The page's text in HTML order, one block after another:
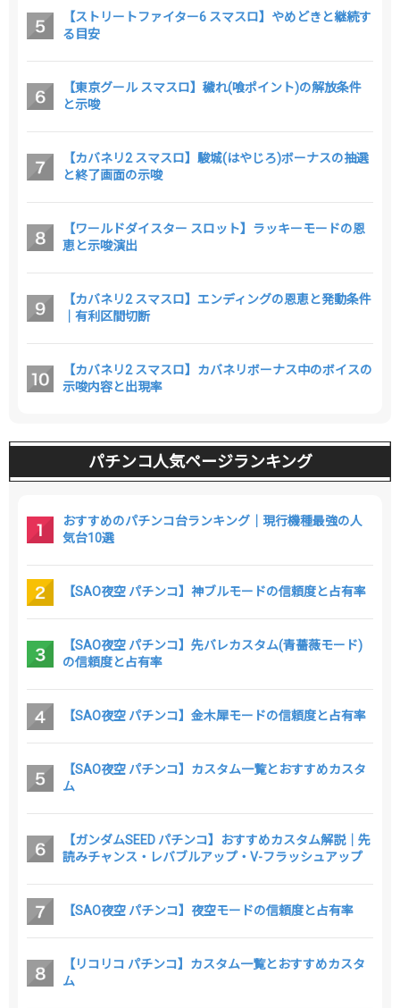
【ストリートファイター6 スマスロ】やめどきと継続す
る目安
【東京グール スマスロ】穢れ(喰ポイント)の解放条件
と示唆
【カバネリ2 スマスロ】駿城(はやじろ)ボーナスの抽選
と終了画面の示唆
【ワールドダイスター スロット】ラッキーモードの恩
恵と示唆演出
【カバネリ2 スマスロ】エンディングの恩恵と発動条件
｜有利区間切断
【カバネリ2 スマスロ】カバネリボーナス中のボイスの
示唆内容と出現率
パチンコ人気ページランキング
おすすめのパチンコ台ランキング｜現行機種最強の人
気台10選
【SAO夜空 パチンコ】神ブルモードの信頼度と占有率
【SAO夜空 パチンコ】先バレカスタム(青薔薇モード)
の信頼度と占有率
【SAO夜空 パチンコ】金木犀モードの信頼度と占有率
【SAO夜空 パチンコ】カスタム一覧とおすすめカスタ
ム
【ガンダムSEED パチンコ】おすすめカスタム解説｜先
読みチャンス・レバブルアップ・V-フラッシュアップ
【SAO夜空 パチンコ】夜空モードの信頼度と占有率
【リコリコ パチンコ】カスタム一覧とおすすめカスタ
ム